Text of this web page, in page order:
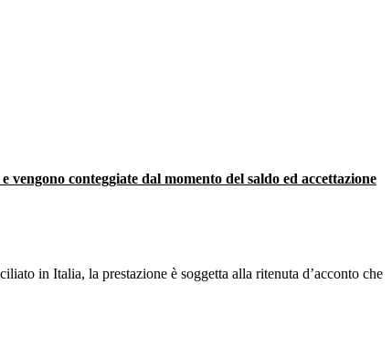
conteggiate dal momento del saldo ed accettazione
in Italia, la prestazione è soggetta alla ritenuta d’acconto che